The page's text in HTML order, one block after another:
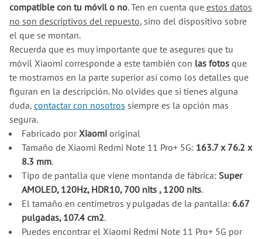
compatible con tu móvil o no. Ten en cuenta que estos datos
no son descriptivos del repuesto, sino del dispositivo sobre
el que se montan.
Recuerda que es muy importante que te asegures que tu
móvil Xiaomi corresponde a este también con las fotos que
te mostramos en la parte superior así como los detalles que
figuran en la descripción. No olvides que si tienes alguna
duda, contactar con nosotros siempre es la opción mas
segura.
Fabricado porXiaomioriginal
Tamaño de Xiaomi Redmi Note 11 Pro+ 5G: 163.7 x 76.2 x
8.3 mm.
Tipo de pantalla que viene montanda de fábrica: Super
AMOLED, 120Hz, HDR10, 700 nits , 1200 nits.
El tamaño en centímetros y pulgadas de la pantalla: 6.67
pulgadas, 107.4 cm2.
Puedes encontrar el Xiaomi Redmi Note 11 Pro+ 5G por